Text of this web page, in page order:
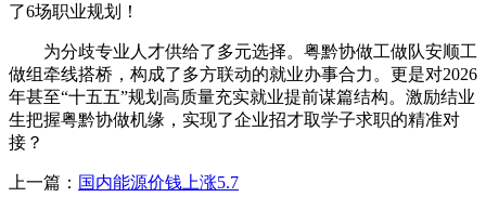
了6场职业规划！
为分歧专业人才供给了多元选择。粤黔协做工做队安顺工
做组牵线搭桥，构成了多方联动的就业办事合力。更是对2026
年甚至“十五五”规划高质量充实就业提前谋篇结构。激励结业
生把握粤黔协做机缘，实现了企业招才取学子求职的精准对
接？
上一篇： 国内能源价钱上涨5.7